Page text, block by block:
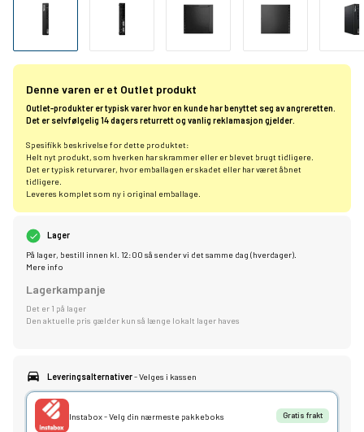
Denne varen er et Outlet produkt
Outlet-produkter er typisk varer hvor en kunde har benyttet seg av angreretten.
Det er selvfølgelig 14 dagers returrett og vanlig reklamasjon gjelder.
Spesifikk beskrivelse for dette produktet:
Helt nyt produkt, som hverken har skrammer eller er blevet brugt tidligere.
Det er typisk returvarer, hvor emballagen er skadet eller har været åbnet
tidligere.
Leveres komplet som ny i original emballage.
Lager
På lager, bestill innen kl. 12:00 så sender vi det samme dag (hverdager).
Mere info
Lagerkampanje
Det er 1 på lager
Den aktuelle pris gælder kun så længe lokalt lager haves
Leveringsalternativer- Velges i kassen
Instabox - Velg din nærmeste pakkeboks Gratis frakt